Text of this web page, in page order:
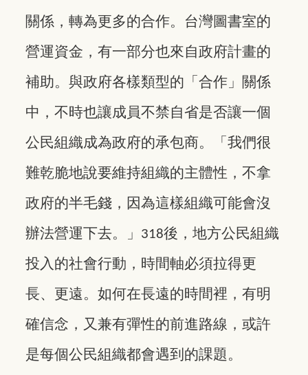
關係，轉為更多的合作。台灣圖書室的
營運資金，有一部分也來自政府計畫的
補助。與政府各樣類型的「合作」關係
中，不時也讓成員不禁自省是否讓一個
公民組織成為政府的承包商。「我們很
難乾脆地說要維持組織的主體性，不拿
政府的半毛錢，因為這樣組織可能會沒
辦法營運下去。」
318後，地方公民組織
投入的社會行動，時間軸必須拉得更
長、更遠。如何在長遠的時間裡，有明
確信念，又兼有彈性的前進路線，或許
是每個公民組織都會遇到的課題。